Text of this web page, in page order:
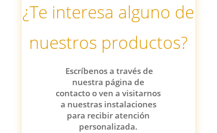
¿Te interesa alguno de
nuestros productos?
Escríbenos a través de
nuestra página de
contacto o ven a visitarnos
a nuestras instalaciones
para recibir atención
personalizada.